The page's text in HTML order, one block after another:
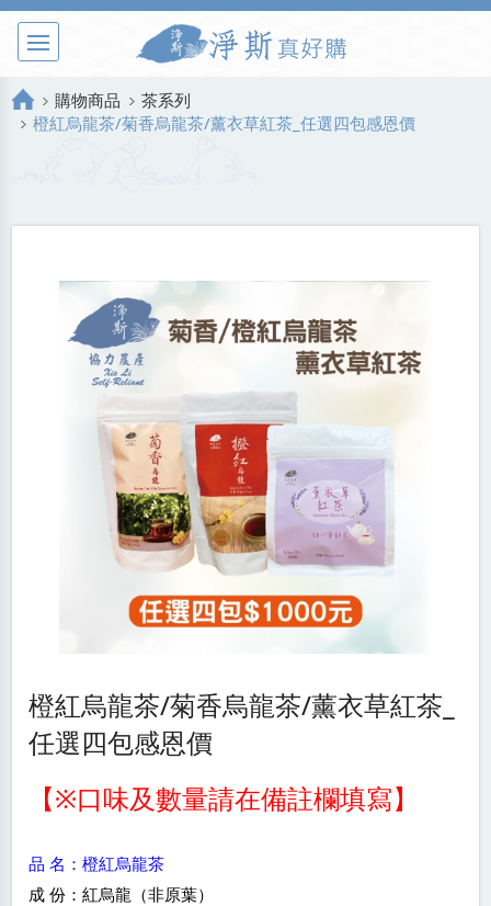
購物商品
茶系列
橙紅烏龍茶/菊香烏龍茶/薰衣草紅茶_任選四包感恩價
橙紅烏龍茶/菊香烏龍茶/薰衣草紅茶_
任選四包感恩價
【※口味及數量請在備註欄填寫】
品 名：橙紅烏龍茶
成 份：紅烏龍（非原葉）